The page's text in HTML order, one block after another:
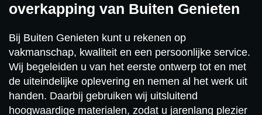
overkapping van Buiten Genieten
Bij Buiten Genieten kunt u rekenen op
vakmanschap, kwaliteit en een persoonlijke service.
Wij begeleiden u van het eerste ontwerp tot en met
de uiteindelijke oplevering en nemen al het werk uit
handen. Daarbij gebruiken wij uitsluitend
hoogwaardige materialen, zodat u jarenlang plezier